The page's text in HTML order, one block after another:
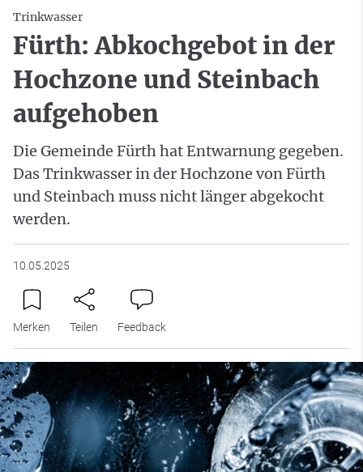
Trinkwasser
Fürth: Abkochgebot in der
Hochzone und Steinbach
aufgehoben
Die Gemeinde Fürth hat Entwarnung gegeben.
Das Trinkwasser in der Hochzone von Fürth
und Steinbach muss nicht länger abgekocht
werden.
10.05.2025
Merken Teilen Feedback